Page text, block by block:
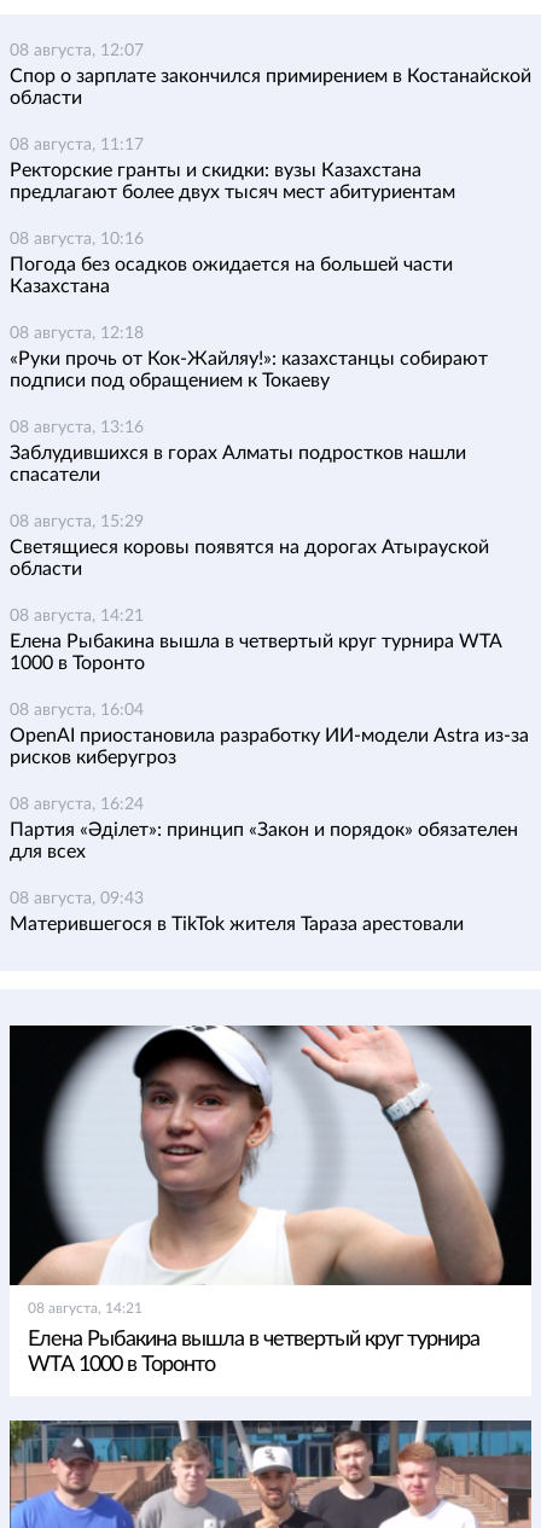
08 августа, 12:07
Спор о зарплате закончился примирением в Костанайской
области
08 августа, 11:17
Ректорские гранты и скидки: вузы Казахстана
предлагают более двух тысяч мест абитуриентам
08 августа, 10:16
Погода без осадков ожидается на большей части
Казахстана
08 августа, 12:18
«Руки прочь от Кок-Жайляу!»: казахстанцы собирают
подписи под обращением к Токаеву
08 августа, 13:16
Заблудившихся в горах Алматы подростков нашли
спасатели
08 августа, 15:29
Светящиеся коровы появятся на дорогах Атырауской
области
08 августа, 14:21
Елена Рыбакина вышла в четвертый круг турнира WTA
1000 в Торонто
08 августа, 16:04
OpenAI приостановила разработку ИИ-модели Astra из-за
рисков киберугроз
08 августа, 16:24
Партия «Әділет»: принцип «Закон и порядок» обязателен
для всех
08 августа, 09:43
Матерившегося в TikTok жителя Тараза арестовали
08 августа, 14:21
Елена Рыбакина вышла в четвертый круг турнира
WTA 1000 в Торонто